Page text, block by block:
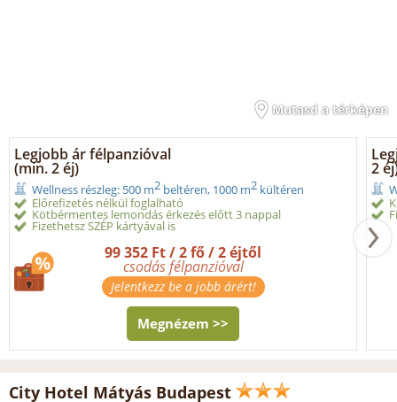
Mutasd a térképen
Legjobb ár félpanzióval
(min. 2 éj)
Wellness részleg: 500 m2 beltéren, 1000 m2 kültéren
Előrefizetés nélkül foglalható
Kötbérmentes lemondás érkezés előtt 3 nappal
Fizethetsz SZÉP kártyával is
99 352 Ft / 2 fő / 2 éjtől
csodás félpanzióval
Jelentkezz be a jobb árért!
Megnézem >>
2
City Hotel Mátyás Budapest